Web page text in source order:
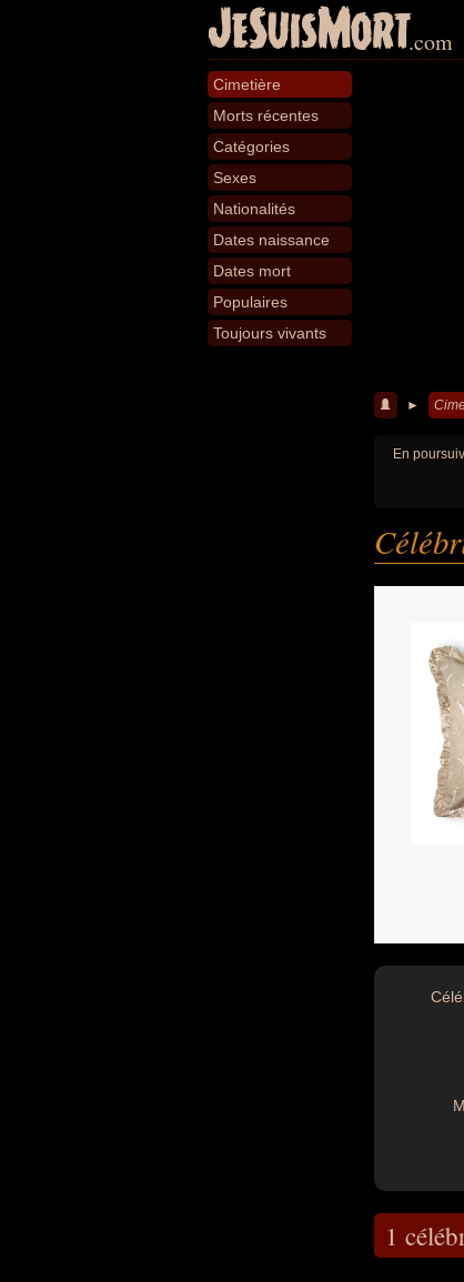
JeSuisMort.com
Cimetière
Morts récentes
Catégories
Sexes
Nationalités
Dates naissance
Dates mort
Populaires
Toujours vivants
►
En
1